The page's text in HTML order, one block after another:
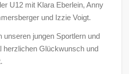
U12 mit Klara Eberlein, Anny
und Izzie Voigt.
unseren jungen Sportlern und
herzlichen Glückwunsch und